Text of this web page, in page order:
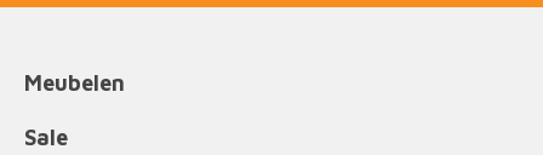
Meubelen
Sale